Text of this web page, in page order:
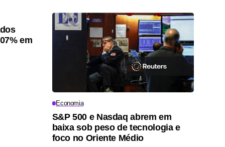
em
Economia
S&P 500 e Nasdaq abrem em
baixa sob peso de tecnologia e
foco no Oriente Médio